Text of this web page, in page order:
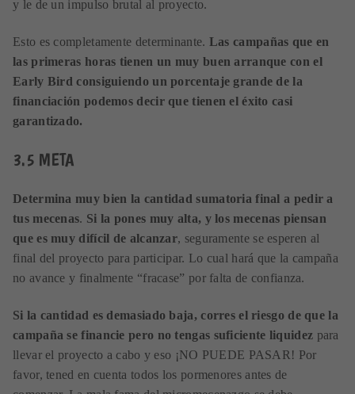
y le de un impulso brutal al proyecto.
Esto es completamente determinante. Las campañas que en
las primeras horas tienen un muy buen arranque con el
Early Bird consiguiendo un porcentaje grande de la
financiación podemos decir que tienen el éxito casi
garantizado.
3.5 META
Determina muy bien la cantidad sumatoria final a pedir a
tus mecenas. Si la pones muy alta, y los mecenas piensan
que es muy difícil de alcanzar, seguramente se esperen al
final del proyecto para participar. Lo cual hará que la campaña
no avance y finalmente “fracase” por falta de confianza.
Si la cantidad es demasiado baja, corres el riesgo de que la
campaña se financie pero no tengas suficiente liquidez para
llevar el proyecto a cabo y eso ¡NO PUEDE PASAR! Por
favor, tened en cuenta todos los pormenores antes de